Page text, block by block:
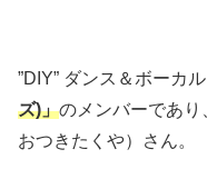
”DIY” ダンス＆ボーカ
ズ)」のメンバーであ
おつきたくや）さん。